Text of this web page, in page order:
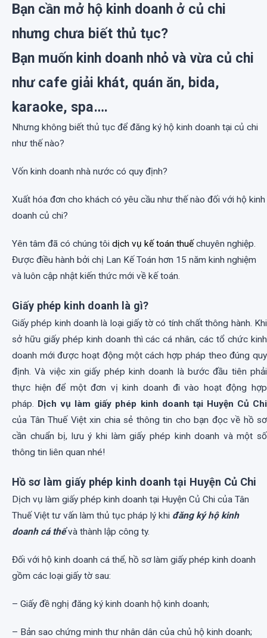
Bạn cần mở hộ kinh doanh ở củ chi
nhưng chưa biết thủ tục?
Bạn muốn kinh doanh nhỏ và vừa củ chi
như cafe giải khát, quán ăn, bida,
karaoke, spa….
Nhưng không biết thủ tục để đăng ký hộ kinh doanh tại củ chi
như thế nào?
Vốn kinh doanh nhà nước có quy định?
Xuất hóa đơn cho khách có yêu cầu như thế nào đối với hộ kinh
doanh củ chi?
Yên tâm đã có chúng tôi dịch vụ kế toán thuếchuyên nghiệp.
Được điều hành bởi chị Lan Kế Toán hơn 15 năm kinh nghiệm
và luôn cập nhật kiến thức mới về kế toán.
Giấy phép kinh doanh là gì?
Giấy phép kinh doanh là loại giấy tờ có tính chất thông hành. Khi
sở hữu giấy phép kinh doanh thì các cá nhân, các tổ chức kinh
doanh mới được hoạt động một cách hợp pháp theo đúng quy
định. Và việc xin giấy phép kinh doanh là bước đầu tiên phải
thực hiện để một đơn vị kinh doanh đi vào hoạt động hợp
pháp. Dịch vụ làm giấy phép kinh doanh tại Huyện Củ Chi
của Tân Thuế Việt xin chia sẻ thông tin cho bạn đọc về hồ sơ
cần chuẩn bị, lưu ý khi làm giấy phép kinh doanh và một số
thông tin liên quan nhé!
Hồ sơ làm giấy phép kinh doanh tại Huyện Củ Chi
Dịch vụ làm giấy phép kinh doanh tại Huyện Củ Chi của Tân
Thuế Việt tư vấn làm thủ tục pháp lý khi đăng ký hộ kinh
doanh cá thểvà thành lập công ty.
Đối với hộ kinh doanh cá thể, hồ sơ làm giấy phép kinh doanh
gồm các loại giấy tờ sau:
– Giấy đề nghị đăng ký kinh doanh hộ kinh doanh;
– Bản sao chứng minh thư nhân dân của chủ hộ kinh doanh;